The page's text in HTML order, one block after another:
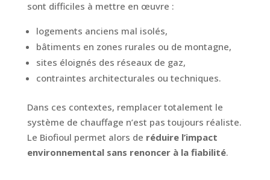
sont difficiles à mettre en œuvre :
logements anciens mal isolés,
bâtiments en zones rurales ou de montagne,
sites éloignés des réseaux de gaz,
contraintes architecturales ou techniques.
Dans ces contextes, remplacer totalement le
système de chauffage n’est pas toujours réaliste.
Le Biofioul permet alors de réduire l’impact
environnemental sans renoncer à la fiabilité.